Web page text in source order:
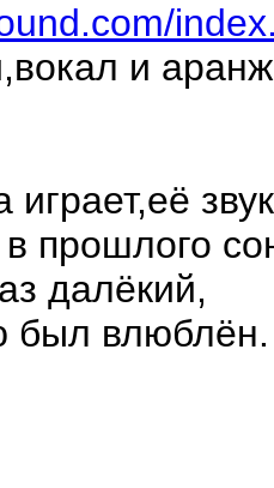
и
прошлого
далёкий,
был влюблён.